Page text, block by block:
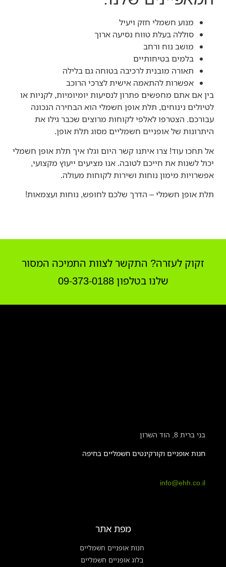
מנוע חשמלי חזק ויעיל
סוללה בעלת טווח נסיעה ארוך
מושב נוח ורחב
בלמים בטיחותיים
תאורה מובנית לרכיבה בטוחה גם בלילה
אפשרות להתאמה אישית לצרכי הרוכב
בין אם אתם מחפשים פתרון לנסיעות יומיומיות, לקניות או
לטיולים נינוחים, תלת אופן חשמלי הוא הבחירה הנכונה
עבורכם. הצטרפו לאלפי לקוחות מרוצים שכבר גילו את
היתרונות של אופניים חשמליים מסוג תלת אופן.
אל תחכו עוד! צרו איתנו קשר היום וגלו איך תלת אופן חשמלי
יכול לשנות את חייכם לטובה. אנו מציעים ייעוץ מקצועי,
אפשרויות מימון נוחות ושירות לקוחות מעולה.
תלת אופן חשמלי – הדרך שלכם לחופש, נוחות ועצמאות!
זקוק לעזרה? התקשר לצוות התמיכה המסור
שלנו בטלפון 09-373-0188
בני ברית 8, הוד השרון
חנות אופניים וקורקינטים חשמליים בחיפה
info@ehh.co.il
מפת אתר
חנות אופניים חשמליים
בלוג אופניים חשמליים